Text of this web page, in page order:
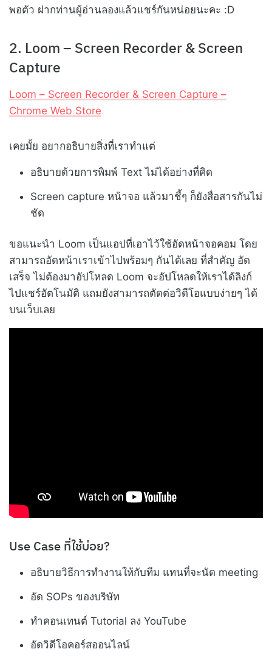
พอตัว ฝากท่านผู้อ่านลองแล้วแชร์กันหน่อยนะคะ :D
2. Loom – Screen Recorder & Screen
Capture
Loom – Screen Recorder & Screen Capture –
Chrome Web Store
เคยมั้ย อยากอธิบายสิ่งที่เราทำแต่
อธิบายด้วยการพิมพ์ Text ไม่ได้อย่างที่คิด
Screen capture หน้าจอ แล้วมาชี้ๆ ก็ยังสื่อสารกันไม่
ชัด
ขอแนะนำ Loom เป็นแอปที่เอาไว้ใช้อัดหน้าจอคอม โดย
สามารถอัดหน้าเราเข้าไปพร้อมๆ กันได้เลย ที่สำคัญ อัด
เสร็จ ไม่ต้องมาอัปโหลด Loom จะอัปโหลดให้เราได้ลิงก์
ไปแชร์อัตโนมัติ แถมยังสามารถตัดต่อวิดีโอแบบง่ายๆ ได้
บนเว็บเลย
Use Case ที่ใช้บ่อย?
อธิบายวิธีการทำงานให้กับทีม แทนที่จะนัด meeting
อัด SOPs ของบริษัท
ทำคอนเทนต์ Tutorial ลง YouTube
อัดวิดีโอคอร์สออนไลน์